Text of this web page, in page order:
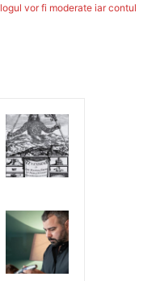
vor fi moderate iar contul